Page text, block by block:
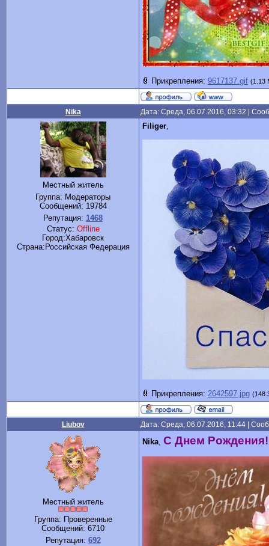
Прикрепления: 9617137.gif (1.13
Nika Дата: Среда, 06.07.2016, 03:32 |
Местный житель
Группа: Модераторы
Сообщений: 19784
Репутация: 1468
Статус: Offline
Город:Хабаровск
Cтрана:Российская Федерация
Filiger,
Прикрепления: 2642597.jpg
Liubov Дата: Среда, 06.07.2016, 11:44 |
Местный житель
Группа: Проверенные
Сообщений: 6710
Репутация: 692
Nika, С Днем